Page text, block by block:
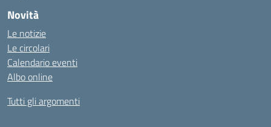
Novità
Le notizie
Le circolari
Calendario eventi
Albo online
Tutti gli argomenti